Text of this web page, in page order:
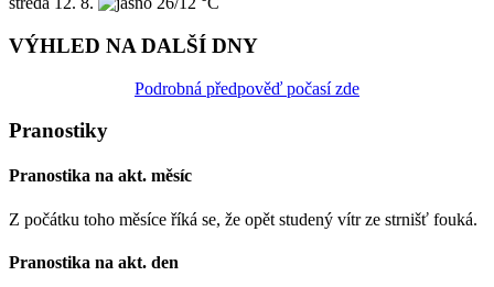
VÝHLED NA DALŠÍ DNY
Podrobná předpověď počasí zde
Pranostiky
Pranostika na akt. měsíc
Z počátku toho měsíce říká se, že opět studený vítr ze strnišť fouká.
Pranostika na akt. den